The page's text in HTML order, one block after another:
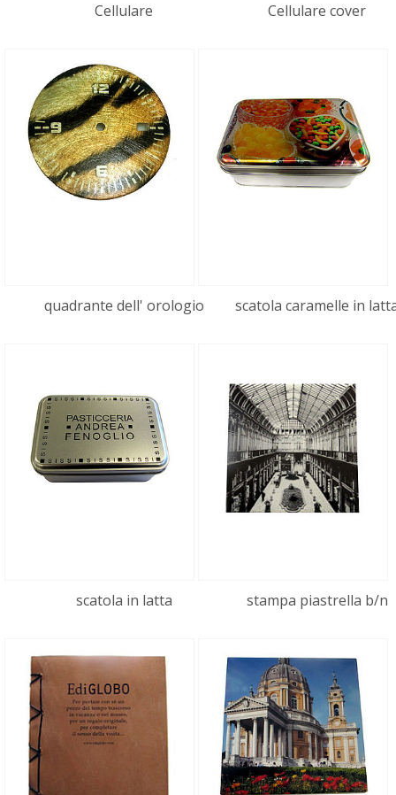
Cellulare Cellulare cover
quadrante dell' orologio scatola caramelle in
scatola in latta stampa piastrella b/n